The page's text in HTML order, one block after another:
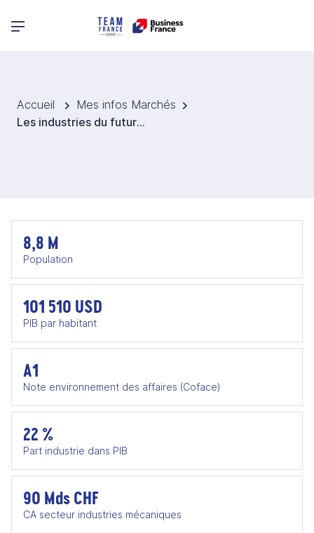
Menu principal
Accueil
Mes infos Marchés
Les industries du futur en Suisse (matériaux et process) 2026
8,8 M
Population
101 510 USD
PIB par habitant
A1
Note environnement des affaires (Coface)
22 %
Part industrie dans PIB
90 Mds CHF
CA secteur industries mécaniques